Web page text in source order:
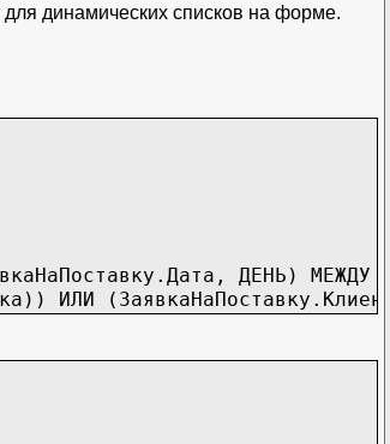
динамических списков на форме.
ДЕНЬ) МЕЖДУ